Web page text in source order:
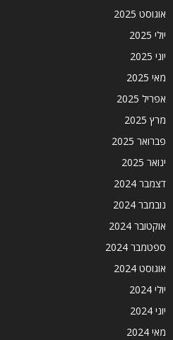
אוגוסט 2025
יולי 2025
יוני 2025
מאי 2025
אפריל 2025
מרץ 2025
פברואר 2025
ינואר 2025
דצמבר 2024
נובמבר 2024
אוקטובר 2024
ספטמבר 2024
אוגוסט 2024
יולי 2024
יוני 2024
מאי 2024